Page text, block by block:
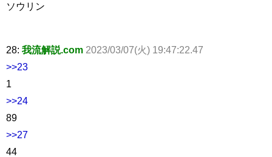
ソウリン
28: 我流解説.com 2023/03/07(火) 19:47:22.47
>>23
1
>>24
89
>>27
44